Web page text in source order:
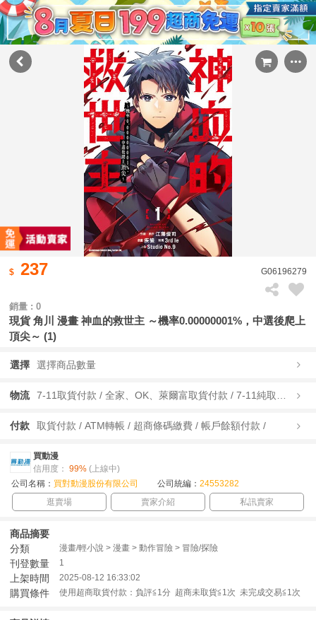
237 G06196279
銷量 : 0
現貨 角川 漫畫 神血的救世主 ～機率0.00000001%，中選後爬上
頂尖～ (1)
選擇 選擇商品數量
物流
付款 取貨付款 / ATM轉帳 / 超商條碼繳費 / 帳戶餘額付款 /
買動漫
信用度： 99% (上線中)
公司名稱： 買對動漫股份有限公司 公司統編： 24553282
逛賣場
賣家介紹 私訊賣家
商品摘要
分類
漫畫/輕小說 > 漫畫 > 動作冒險 > 冒險/探險
刊登數量 1
上架時間 2025-08-12 16:33:02
購買條件 使用超商取貨付款：負評≦1分 超商未取貨≦1次 未完成交易≦1次